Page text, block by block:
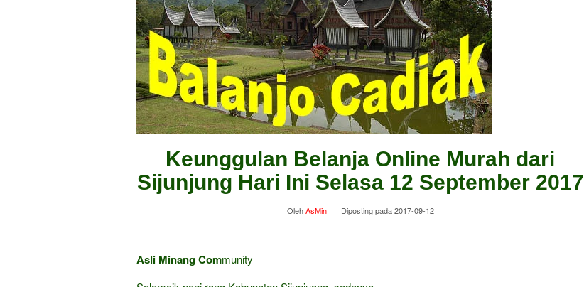
Keunggulan Belanja Online Murah dari
Sijunjung Hari Ini Selasa 12 September 2017
OlehAsMin Diposting pada2017-09-12
Asli Minang Community